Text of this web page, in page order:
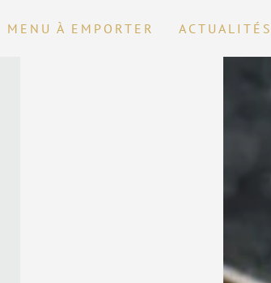
MENU À EMPORTER ACTUALITÉS